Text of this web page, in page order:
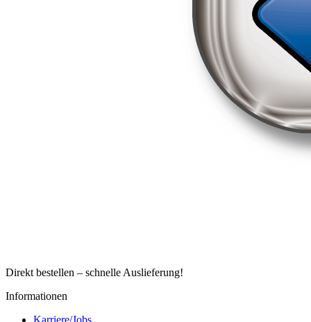
Direkt bestellen – schnelle Auslieferung!
Informationen